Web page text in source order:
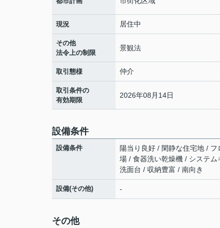
現況 居住中
その他
法令上の制限
景観法
取引態様 仲介
取引条件の
有効期限
2026年08月14日
設備条件
設備条件
陽当り良好 / 閑静な住宅地 /
場 / 食器洗い乾燥機 / システ
洗面台 / 収納豊富 / 南向き
設備(その他) -
その他